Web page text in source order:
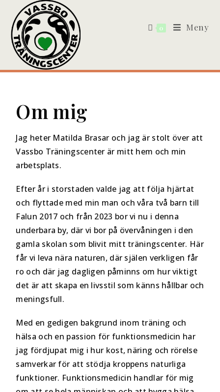
0 Meny
Om mig
Jag heter Matilda Brasar och jag är stolt över att
Vassbo Träningscenter är mitt hem och min
arbetsplats.
Efter år i storstaden valde jag att följa hjärtat
och flyttade med min man och våra två barn till
Falun 2017 och från 2023 bor vi nu i denna
underbara by, där vi bor på övervåningen i den
gamla skolan som blivit mitt träningscenter. Här
får vi leva nära naturen, där själen verkligen får
ro och där jag dagligen påminns om hur viktigt
det är att skapa en livsstil som känns hållbar och
meningsfull.
Med en gedigen bakgrund inom träning och
hälsa och en passion för funktionsmedicin har
jag fördjupat mig i hur kost, näring och rörelse
samverkar för att stödja kroppens naturliga
funktioner. Funktionsmedicin handlar för mig